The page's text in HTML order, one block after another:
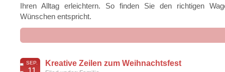
Ihren Alltag erleichtern. So finden Sie den richtigen
Wünschen entspricht.
SEP. Kreative Zeilen zum Weihnachtsfest